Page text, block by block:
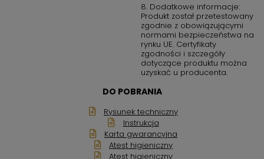
8. Dodatkowe informacje:
Produkt został przetestowany
zgodnie z obowiązującymi
normami bezpieczeństwa na
rynku UE. Certyfikaty
zgodności i szczegóły
dotyczące produktu można
uzyskać u producenta.
DO POBRANIA
Rysunek techniczny
Instrukcja
Karta gwarancyjna
Atest higieniczny
Atest higieniczny